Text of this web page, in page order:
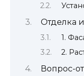
Отделка
1.
2.
Вопрос-